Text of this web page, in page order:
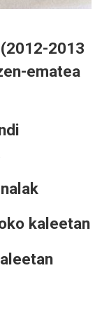
2013
ematea
kaleetan